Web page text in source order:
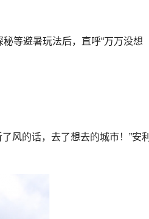
等避暑玩法后，直呼“万万没想
风的话，去了想去的城市！”安利